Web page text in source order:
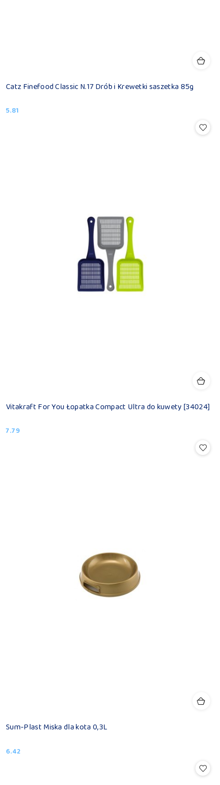
Catz Finefood Classic N.17 Drób i Krewetki saszetka 85g
Cena:
5.81
Vitakraft For You Łopatka Compact Ultra do kuwety [34024]
Cena:
7.79
Sum-Plast Miska dla kota 0,3L
Cena:
6.42